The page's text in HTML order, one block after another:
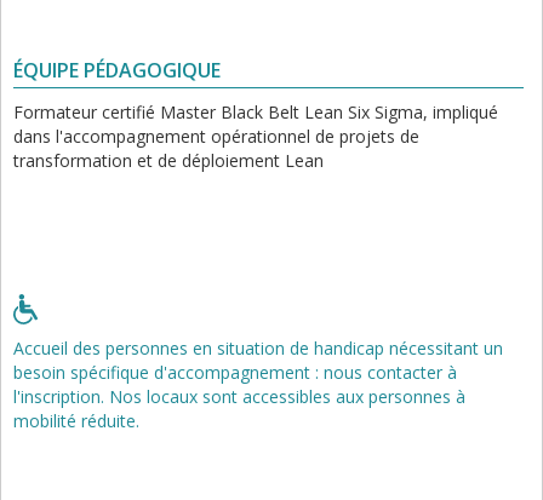
ÉQUIPE PÉDAGOGIQUE
Formateur certifié Master Black Belt Lean Six Sigma, impliqué
dans l'accompagnement opérationnel de projets de
transformation et de déploiement Lean
Accueil des personnes en situation de handicap nécessitant un
besoin spécifique d'accompagnement : nous contacter à
l'inscription. Nos locaux sont accessibles aux personnes à
mobilité réduite.